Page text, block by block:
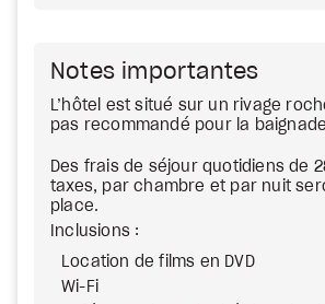
Notes importantes
L’hôtel est situé sur un rivage
pas recommandé pour la
Des frais de séjour quotidiens de
taxes, par chambre et par nuit
place.
Inclusions :
Location de films en DVD
Wi-Fi